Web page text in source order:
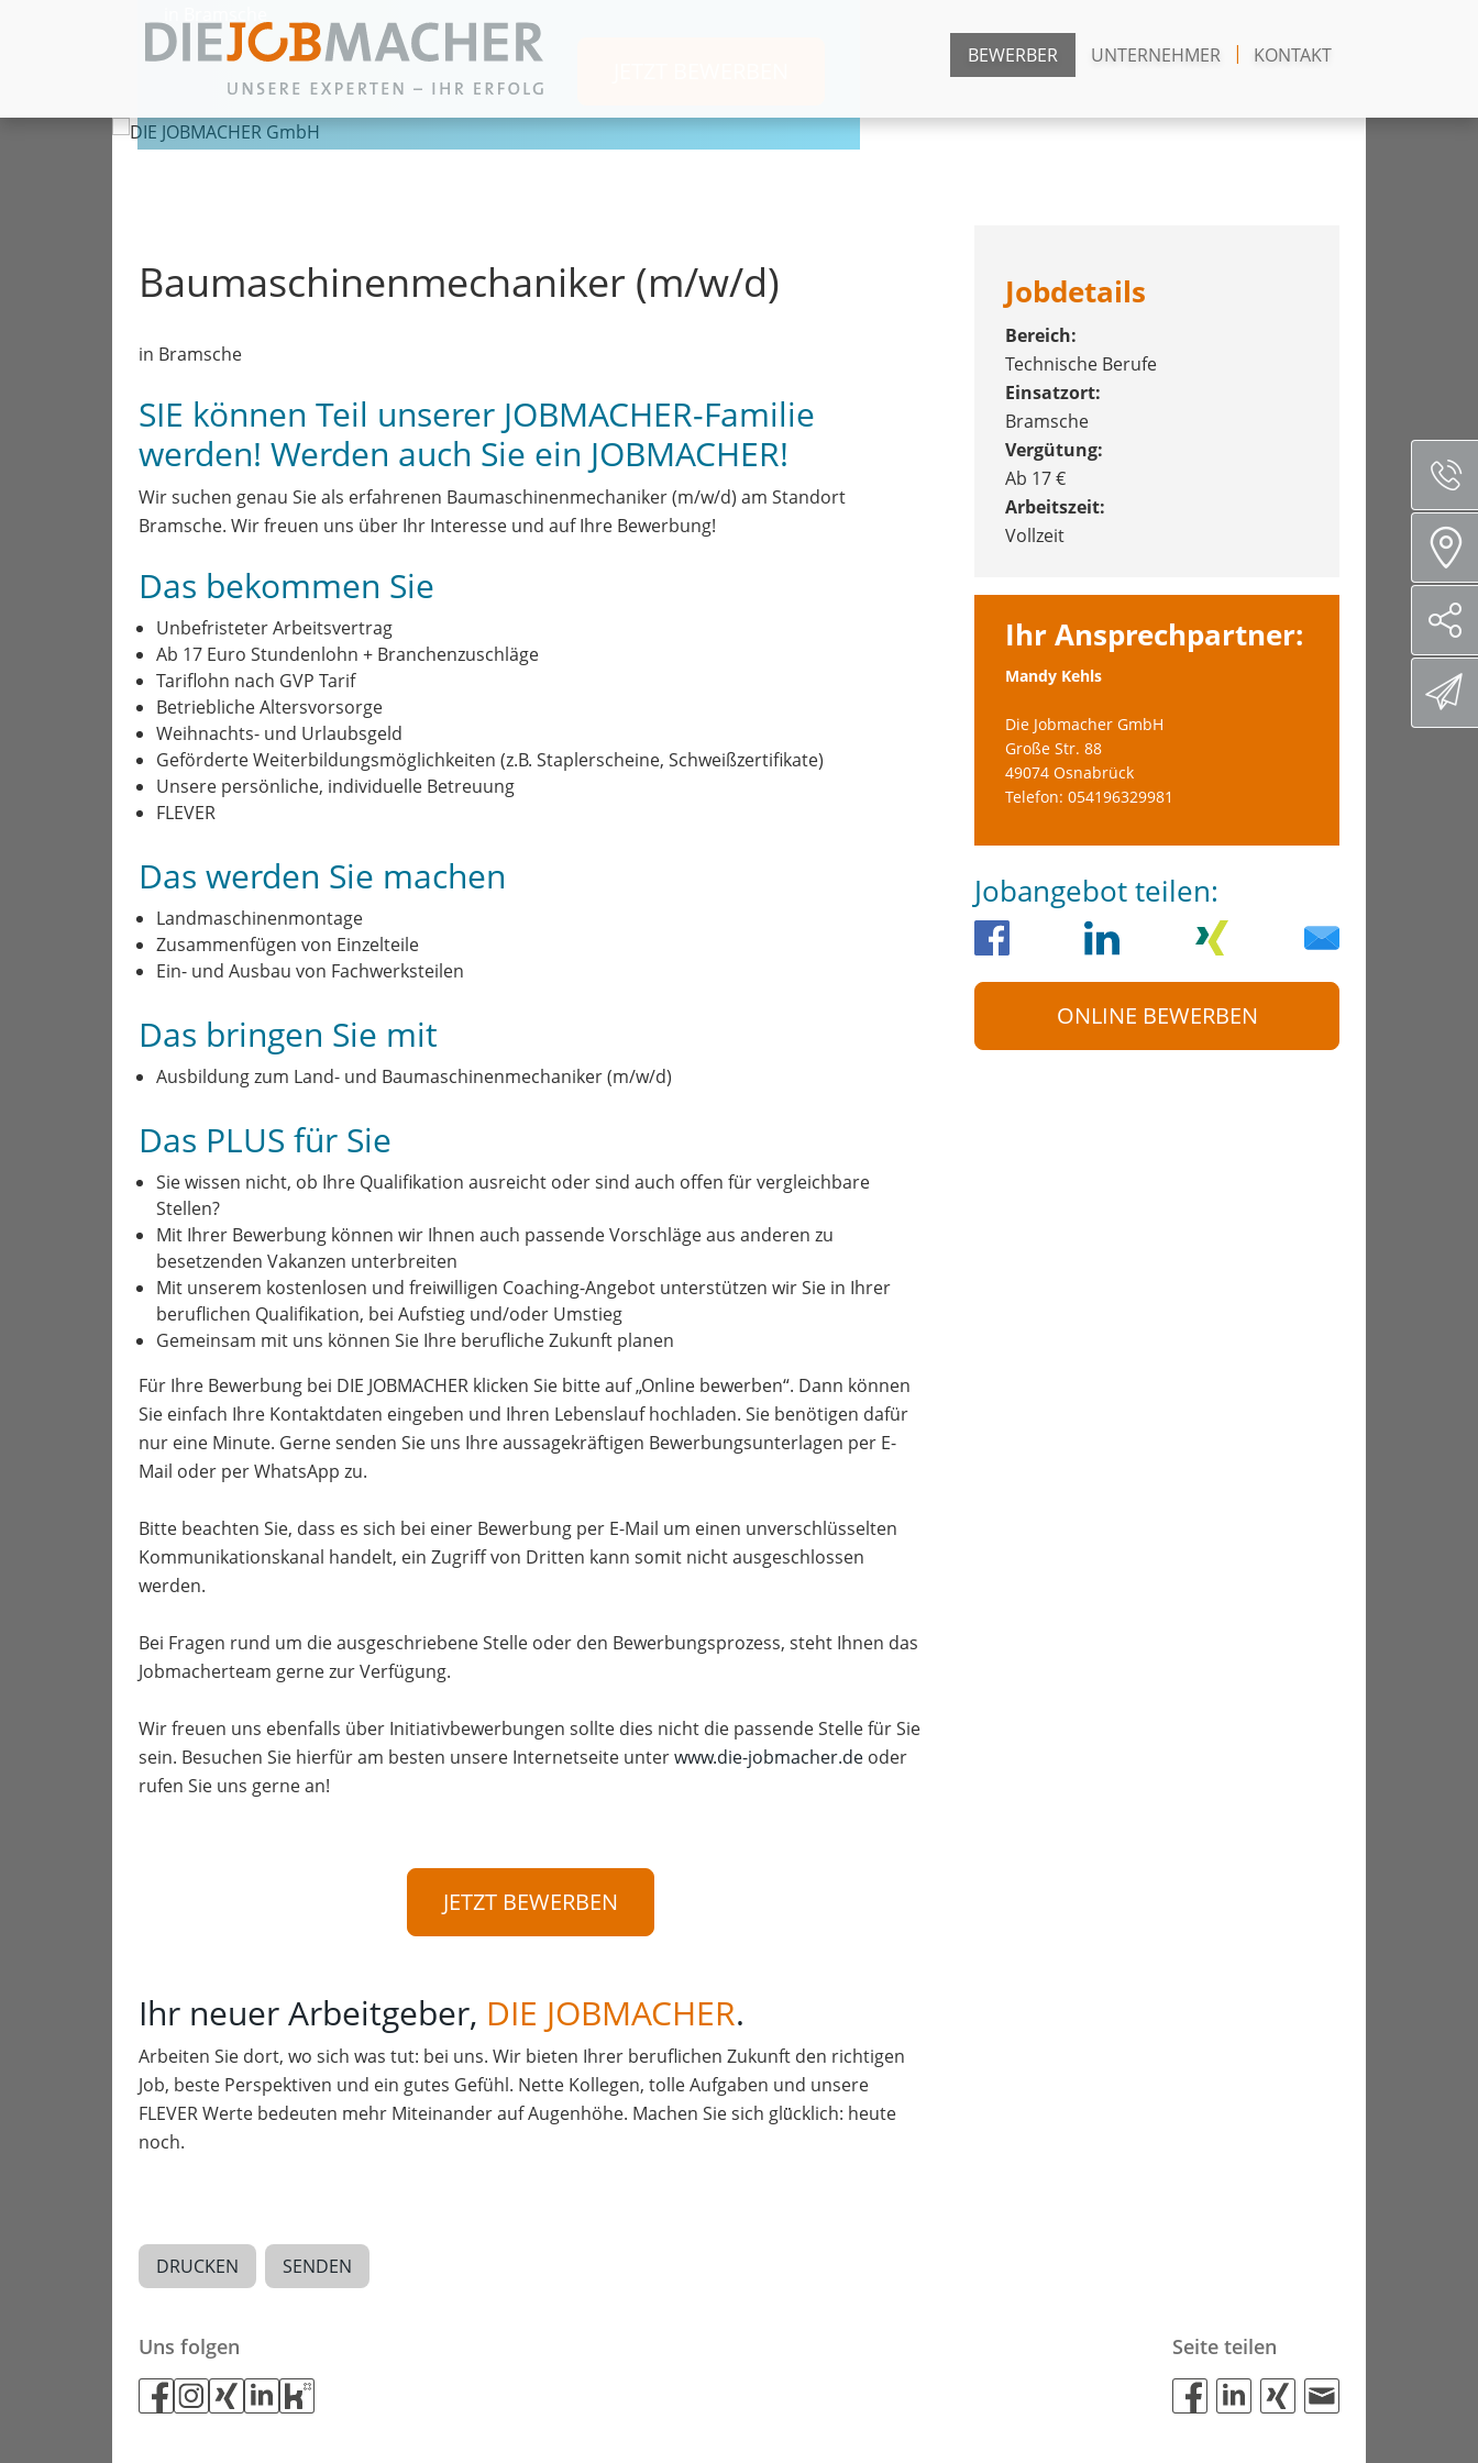
Zum Inhalt springen
BEWERBER UNTERNEHMER KONTAKT
Baumaschinenmechaniker (m/w/d)
in Bramsche
SIE können Teil unserer JOBMACHER-Familie
werden! Werden auch Sie ein JOBMACHER!
Wir suchen genau Sie als erfahrenen Baumaschinenmechaniker (m/w/d) am Standort
Bramsche. Wir freuen uns über Ihr Interesse und auf Ihre Bewerbung!
Das bekommen Sie
Unbefristeter Arbeitsvertrag
Ab 17 Euro Stundenlohn + Branchenzuschläge
Tariflohn nach GVP Tarif
Betriebliche Altersvorsorge
Weihnachts- und Urlaubsgeld
Geförderte Weiterbildungsmöglichkeiten (z.B. Staplerscheine, Schweißzertifikate)
Unsere persönliche, individuelle Betreuung
FLEVER
Das werden Sie machen
Landmaschinenmontage
Zusammenfügen von Einzelteile
Ein- und Ausbau von Fachwerksteilen
Das bringen Sie mit
Ausbildung zum Land- und Baumaschinenmechaniker (m/w/d)
Das PLUS für Sie
Sie wissen nicht, ob Ihre Qualifikation ausreicht oder sind auch offen für vergleichbare
Stellen?
Mit Ihrer Bewerbung können wir Ihnen auch passende Vorschläge aus anderen zu
besetzenden Vakanzen unterbreiten
Mit unserem kostenlosen und freiwilligen Coaching-Angebot unterstützen wir Sie in Ihrer
beruflichen Qualifikation, bei Aufstieg und/oder Umstieg
Gemeinsam mit uns können Sie Ihre berufliche Zukunft planen
Für Ihre Bewerbung bei DIE JOBMACHER klicken Sie bitte auf „Online bewerben“. Dann können
Sie einfach Ihre Kontaktdaten eingeben und Ihren Lebenslauf hochladen. Sie benötigen dafür
nur eine Minute. Gerne senden Sie uns Ihre aussagekräftigen Bewerbungsunterlagen per E-
Mail oder per WhatsApp zu.
Bitte beachten Sie, dass es sich bei einer Bewerbung per E-Mail um einen unverschlüsselten
Kommunikationskanal handelt, ein Zugriff von Dritten kann somit nicht ausgeschlossen
werden.
Bei Fragen rund um die ausgeschriebene Stelle oder den Bewerbungsprozess, steht Ihnen das
Jobmacherteam gerne zur Verfügung.
Wir freuen uns ebenfalls über Initiativbewerbungen sollte dies nicht die passende Stelle für Sie
sein. Besuchen Sie hierfür am besten unsere Internetseite unterwww.die-jobmacher.de oder
rufen Sie uns gerne an!
JETZT BEWERBEN
Ihr neuer Arbeitgeber, DIE JOBMACHER.
Arbeiten Sie dort, wo sich was tut: bei uns. Wir bieten Ihrer beruflichen Zukunft den richtigen
Job, beste Perspektiven und ein gutes Gefühl. Nette Kollegen, tolle Aufgaben und unsere
FLEVER Werte bedeuten mehr Miteinander auf Augenhöhe. Machen Sie sich glü̈cklich: heute
noch.
Jobdetails
Bereich:
Technische Berufe
Einsatzort:
Bramsche
Vergütung:
Ab 17 €
Arbeitszeit:
Vollzeit
Ihr Ansprechpartner:
Mandy Kehls
Die Jobmacher GmbH
Große Str. 88
49074 Osnabrück
Telefon: 054196329981
Jobangebot teilen:
ONLINE BEWERBEN
DRUCKEN SENDEN
Uns folgen Seite teilen